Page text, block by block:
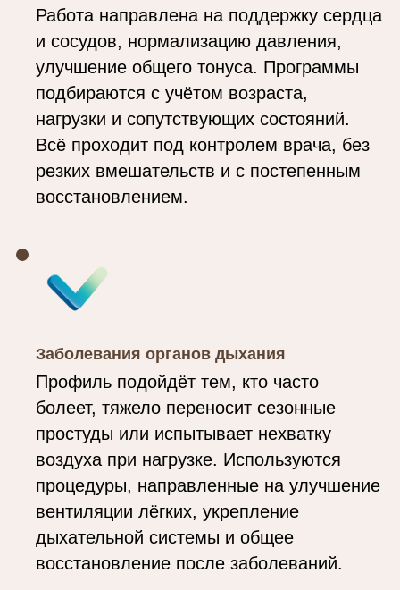
Работа направлена на поддержку сердца
и сосудов, нормализацию давления,
улучшение общего тонуса. Программы
подбираются с учётом возраста,
нагрузки и сопутствующих состояний.
Всё проходит под контролем врача, без
резких вмешательств и с постепенным
восстановлением.
Заболевания органов дыхания
Профиль подойдёт тем, кто часто
болеет, тяжело переносит сезонные
простуды или испытывает нехватку
воздуха при нагрузке. Используются
процедуры, направленные на улучшение
вентиляции лёгких, укрепление
дыхательной системы и общее
восстановление после заболеваний.